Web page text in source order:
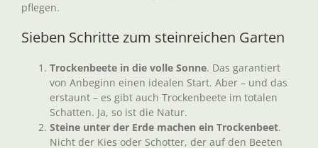
pflegen.
Sieben Schritte zum steinreichen Garten
Trockenbeete in die volle Sonne. Das garantiert
von Anbeginn einen idealen Start. Aber – und das
erstaunt – es gibt auch Trockenbeete im totalen
Schatten. Ja, so ist die Natur.
Steine unter der Erde machen ein Trockenbeet.
Nicht der Kies oder Schotter, der auf den Beeten